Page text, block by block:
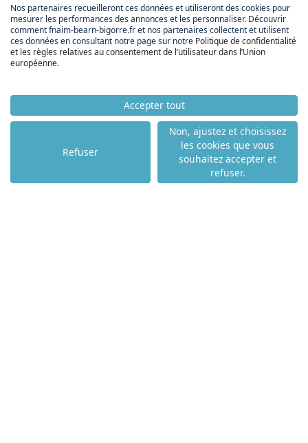
FNAIM BÉARN
BIGORRE
LOUER
VENDRE
NOS PARTENAIRES
NOS AGENCES
NOS ACTUALITÉS
NOS COMPÉTENCES
Nos partenaires recueilleront ces données et utiliseront des cookies pour
mesurer les performances des annonces et les personnaliser. Découvrir
comment fnaim-bearn-bigorre.fr et nos partenaires collectent et utilisent
ces données en consultant notre page sur notre Politique de confidentialité
et les règles relatives au consentement de l’utilisateur dans l’Union
européenne.
Accepter tout
Refuser
Non, ajustez et choisissez
les cookies que vous
souhaitez accepter et
refuser.